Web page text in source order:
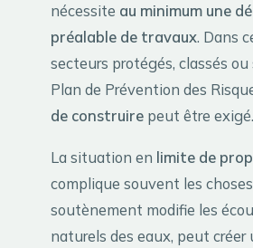
nécessite au minimum une
préalable de travaux. Dans
secteurs protégés, classés ou
Plan de Prévention des
de construire peut être exigé.
La situation en limite de
complique souvent les
soutènement modifie les
naturels des eaux, peut créer